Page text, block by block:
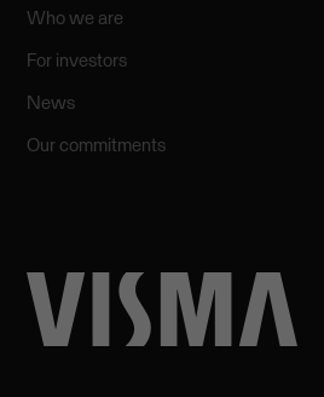
Who we are
For investors
News
Our commitments